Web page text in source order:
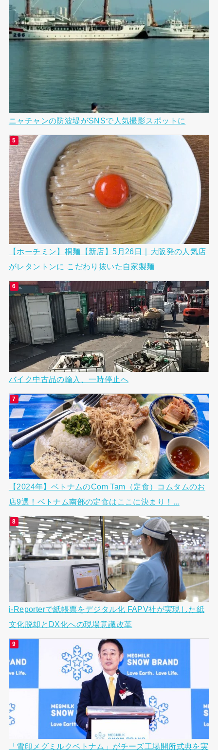
ニャチャンの防波堤がSNSで人気撮影スポットに
【ホーチミン】桐麺【新店】5月26日｜大阪発の人気店
がレタントンに こだわり抜いた自家製麺
バイク中古品の輸入、一時停止へ
【2024年】ベトナムのCom Tam（定食）コムタムのお
店9選！ベトナム南部の定食はここに決まり！...
i-Reporterで紙帳票をデジタル化 FAPV社が実現した紙
文化脱却とDX化への現場意識改革
「雪印メグミルクベトナム」がチーズ工場開所式典を実